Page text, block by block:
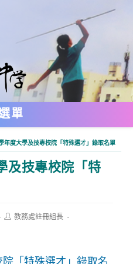
單
年度大學及技專校院「特殊選才」錄取名單
及技專校院「特
Post教務處註冊組長
「特殊選才」錄取名